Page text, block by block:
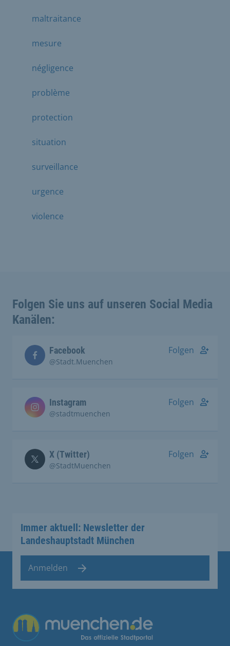
maltraitance
mesure
négligence
problème
protection
situation
surveillance
urgence
violence
Folgen Sie uns auf unseren Social Media
Kanälen:
Facebook
@Stadt.Muenchen
Folgen
Instagram
@stadtmuenchen
Folgen
X (Twitter)
@StadtMuenchen
Folgen
Immer aktuell: Newsletter der
Landeshauptstadt München
Anmelden
Übergreifende Links